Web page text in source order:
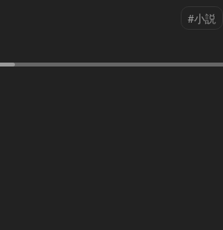
#小説